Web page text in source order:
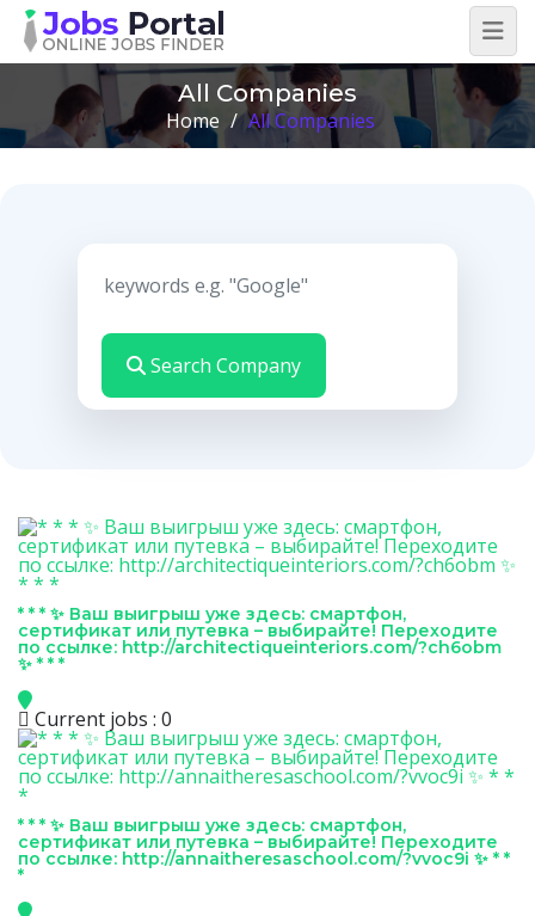
All Companies
Home / All Companies
Search Company
* * * ✨ Ваш выигрыш уже здесь: смартфон,
сертификат или путевка – выбирайте! Переходите
по ссылке: http://architectiqueinteriors.com/?ch6obm
✨ * * *
Current jobs : 0
* * * ✨ Ваш выигрыш уже здесь: смартфон,
сертификат или путевка – выбирайте! Переходите
по ссылке: http://annaitheresaschool.com/?vvoc9i ✨ * *
*